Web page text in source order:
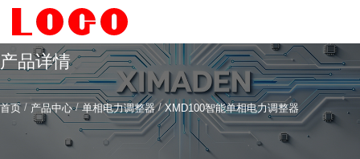
希曼顿科技专注研发与制造
全系列工业级交流固态继电器（SSR）、一体化电力调整
产品详情
首页 / 产品中心 /单相电力调整器 /XMD100智能单相电力调整器